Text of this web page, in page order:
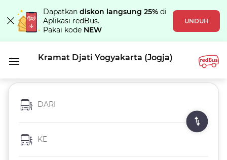
Dapatkan diskon langsung 25% di
Aplikasi redBus.
Pakai kode NEW
UNDUH
Kramat Djati Yogyakarta (jogja)
DARI
KE